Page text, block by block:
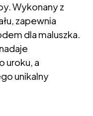
Wykonany z
zapewnia
dla maluszka.
uroku, a
unikalny